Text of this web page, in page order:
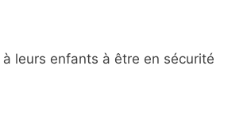
leurs enfants à être en sécurité